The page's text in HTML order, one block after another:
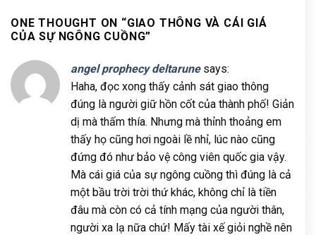
ONE THOUGHT ON “GIAO THÔNG VÀ CÁI GIÁ
CỦA SỰ NGÔNG CUỒNG”
angel prophecy deltarune says:
Haha, đọc xong thấy cảnh sát giao thông
đúng là người giữ hồn cốt của thành phố! Giản
dị mà thấm thía. Nhưng mà thỉnh thoảng em
thấy họ cũng hơi ngoài lề nhỉ, lúc nào cũng
đứng đó như bảo vệ công viên quốc gia vậy.
Mà cái giá của sự ngông cuồng thì đúng là cả
một bầu trời trời thứ khác, không chỉ là tiền
đâu mà còn có cả tính mạng của người thân,
người xa lạ nữa chứ! Mấy tài xế giỏi nghề nên